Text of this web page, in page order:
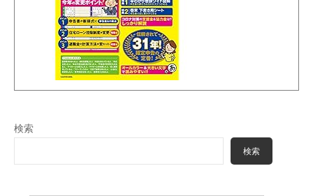
検索
検索